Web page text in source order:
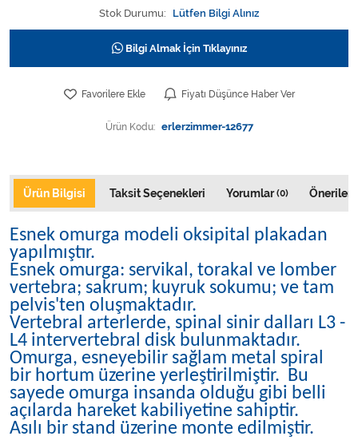
Tüm Kategorileri Gör
Stok Durumu: Lütfen Bilgi Alınız
Bilgi Almak İçin Tıklayınız
Favorilere Ekle Fiyatı Düşünce Haber Ver
Ürün Kodu: erlerzimmer-12677
Ürün Bilgisi Taksit Seçenekleri Yorumlar(0)
Esnek omurga modeli oksipital plakadan
yapılmıştır.
Esnek omurga: servikal, torakal ve lomber
vertebra; sakrum; kuyruk sokumu; ve tam
pelvis'ten oluşmaktadır.
Vertebral arterlerde, spinal sinir dalları L3 -
L4 intervertebral disk bulunmaktadır.
Omurga, esneyebilir sağlam metal spiral
bir hortum üzerine yerleştirilmiştir. Bu
sayede omurga insanda olduğu gibi belli
açılarda hareket kabiliyetine sahiptir.
Asılı bir stand üzerine monte edilmiştir.